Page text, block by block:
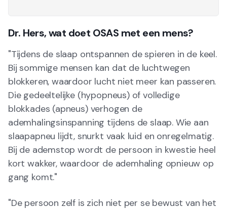
Dr. Hers, wat doet OSAS met een mens?
"Tijdens de slaap ontspannen de spieren in de keel.
Bij sommige mensen kan dat de luchtwegen
blokkeren, waardoor lucht niet meer kan passeren.
Die gedeeltelijke (hypopneus) of volledige
blokkades (apneus) verhogen de
ademhalingsinspanning tijdens de slaap. Wie aan
slaapapneu lijdt, snurkt vaak luid en onregelmatig.
Bij de ademstop wordt de persoon in kwestie heel
kort wakker, waardoor de ademhaling opnieuw op
gang komt."
"De persoon zelf is zich niet per se bewust van het